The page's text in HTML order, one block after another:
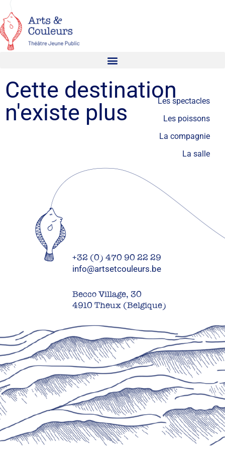
Cette destination
n'existe plus
Les spectacles
Les poissons
La compagnie
La salle
+32 (0) 470 90 22 29
info@artsetcouleurs.be
Becco Village, 30
4910 Theux (Belgique)